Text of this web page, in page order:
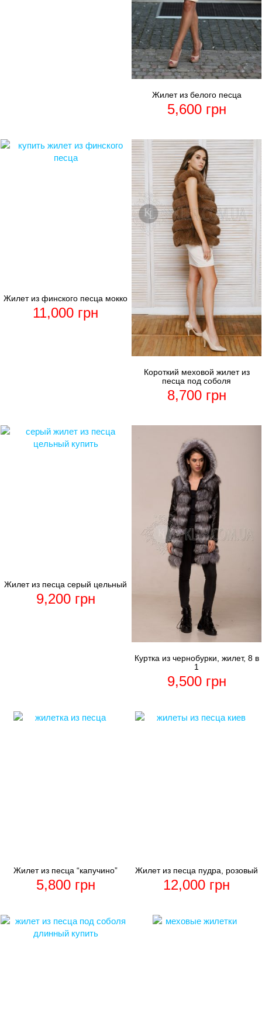
Жилет из белого песца
5,600 грн
Жилет из финского песца мокко
11,000 грн
Короткий меховой жилет из
песца под соболя
8,700 грн
Жилет из песца серый цельный
9,200 грн
Куртка из чернобурки, жилет, 8 в
1
9,500 грн
Жилет из песца “капучино”
5,800 грн
Жилет из песца пудра, розовый
12,000 грн